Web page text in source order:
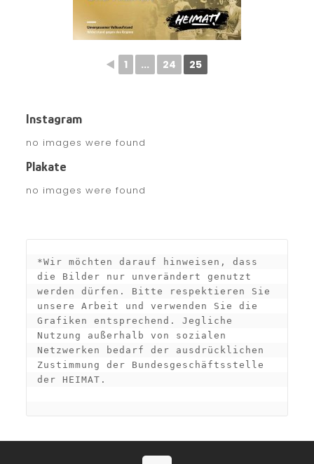
◄ 1 ... 24 25
Instagram
no images were found
Plakate
no images were found
*Wir möchten darauf hinweisen, dass
die Bilder nur unverändert genutzt
werden dürfen. Bitte respektieren Sie
unsere Arbeit und verwenden Sie die
Grafiken entsprechend. Jegliche
Nutzung außerhalb von sozialen
Netzwerken bedarf der ausdrücklichen
Zustimmung der Bundesgeschäftsstelle
der HEIMAT.